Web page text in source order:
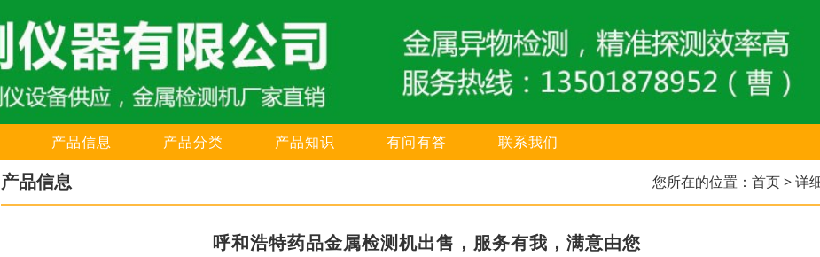
产品信息 产品分类 产品知识 有问有答 联系我们
产品信息 您所在的位置： 首页> 详
呼和浩特药品金属检测机出售，服务有我，满意由您